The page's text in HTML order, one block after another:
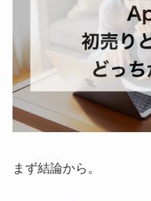
まず結論から。